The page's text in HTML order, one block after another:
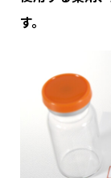
す。